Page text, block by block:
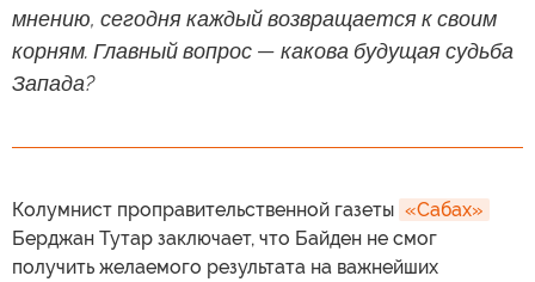
мнению, сегодня каждый возвращается к своим
корням. Главный вопрос — какова будущая судьба
Запада?
Колумнист проправительственной газеты «Сабах»
Берджан Тутар заключает, что Байден не смог
получить желаемого результата на важнейших